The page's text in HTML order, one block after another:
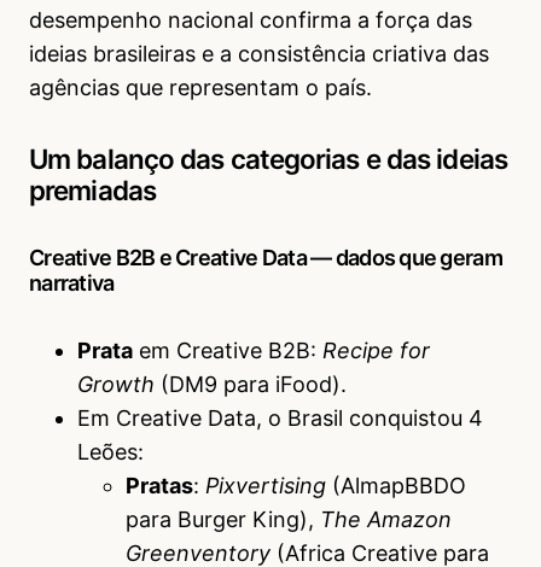
desempenho nacional confirma a força das
ideias brasileiras e a consistência criativa das
agências que representam o país.
Um balanço das categorias e das ideias
premiadas
Creative B2B e Creative Data — dados que geram
narrativa
Prata em Creative B2B: Recipe for
Growth (DM9 para iFood).
Em Creative Data, o Brasil conquistou 4
Leões:
Pratas: Pixvertising (AlmapBBDO
para Burger King), The Amazon
Greenventory (Africa Creative para